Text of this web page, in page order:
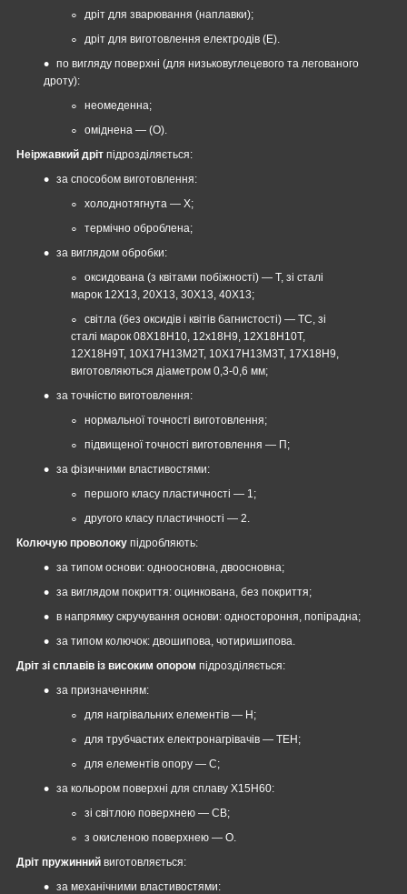
дріт для зварювання (наплавки);
дріт для виготовлення електродів (Е).
по вигляду поверхні (для низьковуглецевого та легованого
дроту):
неомеденна;
оміднена — (О).
Неіржавкий дріт підрозділяється:
за способом виготовлення:
холоднотягнута — Х;
термічно оброблена;
за виглядом обробки:
оксидована (з квітами побіжності) — Т, зі сталі
марок 12Х13, 20Х13, 30Х13, 40Х13;
світла (без оксидів і квітів багнистості) — ТС, зі
сталі марок 08Х18Н10, 12х18Н9, 12Х18Н10Т,
12Х18Н9Т, 10Х17Н13М2Т, 10Х17Н13М3Т, 17Х18Н9,
виготовляються діаметром 0,3-0,6 мм;
за точністю виготовлення:
нормальної точності виготовлення;
підвищеної точності виготовлення — П;
за фізичними властивостями:
першого класу пластичності — 1;
другого класу пластичності — 2.
Колючую проволоку підробляють:
за типом основи: одноосновна, двоосновна;
за виглядом покриття: оцинкована, без покриття;
в напрямку скручування основи: одностороння, попірадна;
за типом колючок: двошипова, чотиришипова.
Дріт зі сплавів із високим опором підрозділяється:
за призначенням:
для нагрівальних елементів — Н;
для трубчастих електронагрівачів — ТЕН;
для елементів опору — С;
за кольором поверхні для сплаву Х15Н60:
зі світлою поверхнею — СВ;
з окисленою поверхнею — О.
Дріт пружинний виготовляється:
за механічними властивостями: